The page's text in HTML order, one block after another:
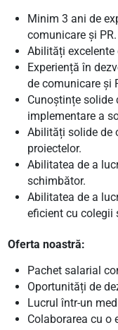
Minim 3 ani de
comunicare și PR.
Abilități excelente
Experiență în
de comunicare și
Cunoștințe solide
implementare a
Abilități solide de
proiectelor.
Abilitatea de a
schimbător.
Abilitatea de a
eficient cu colegii
Oferta noastră:
Pachet salarial
Oportunități de
Lucrul într-un
Colaborarea cu o